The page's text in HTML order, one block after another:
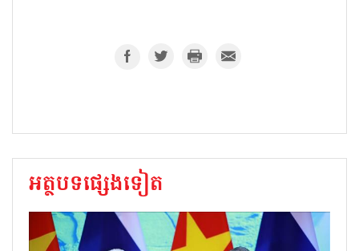
អត្ថបទផ្សេងទៀត